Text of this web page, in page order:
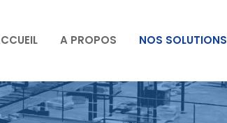
A PROPOS NOS SOLUTIONS